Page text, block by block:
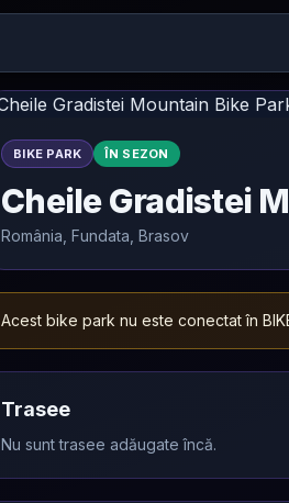
BIKE PARK ÎN SEZON
Cheile Gradistei
România, Fundata, Brasov
Acest bike park nu este conectat în
Trasee
Nu sunt trasee adăugate încă.